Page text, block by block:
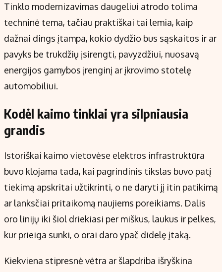
Tinklo modernizavimas daugeliui atrodo tolima
techninė tema, tačiau praktiškai tai lemia, kaip
dažnai dings įtampa, kokio dydžio bus sąskaitos ir ar
pavyks be trukdžių įsirengti, pavyzdžiui, nuosavą
energijos gamybos įrenginį ar įkrovimo stotelę
automobiliui.
Kodėl kaimo tinklai yra silpniausia
grandis
Istoriškai kaimo vietovėse elektros infrastruktūra
buvo klojama tada, kai pagrindinis tikslas buvo patį
tiekimą apskritai užtikrinti, o ne daryti jį itin patikimą
ar lanksčiai pritaikomą naujiems poreikiams. Dalis
oro linijų iki šiol driekiasi per miškus, laukus ir pelkes,
kur prieiga sunki, o orai daro ypač didelę įtaką.
Kiekviena stipresnė vėtra ar šlapdriba išryškina